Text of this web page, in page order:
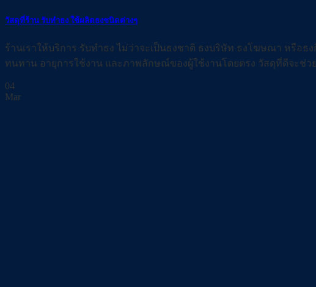
วัสดุที่ร้าน รับทำธง ใช้ผลิตธงชนิดต่างๆ
ร้านเราให้บริการ รับทำธง ไม่ว่าจะเป็นธงชาติ ธงบริษัท ธงโฆษณา หรือ
ทนทาน อายุการใช้งาน และภาพลักษณ์ของผู้ใช้งานโดยตรง วัสดุที่ดีจะช่
04
Mar